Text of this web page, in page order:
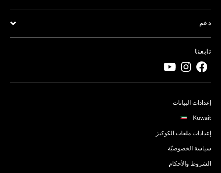
دعم
تابعنا
إعدادات البيانات
Kuwait
إعدادات ملفات الكوكيز
سياسة الخصوصيّة
الشروط والأحكام